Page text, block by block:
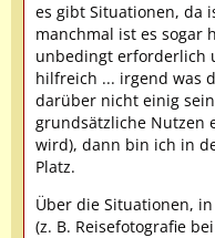
es gibt Situationen, da
manchmal ist es sogar
unbedingt erforderlich
hilfreich ... irgend was
darüber nicht einig
grundsätzliche Nutzen
wird), dann bin ich in
Platz.
Über die Situationen,
(z. B. Reisefotografie